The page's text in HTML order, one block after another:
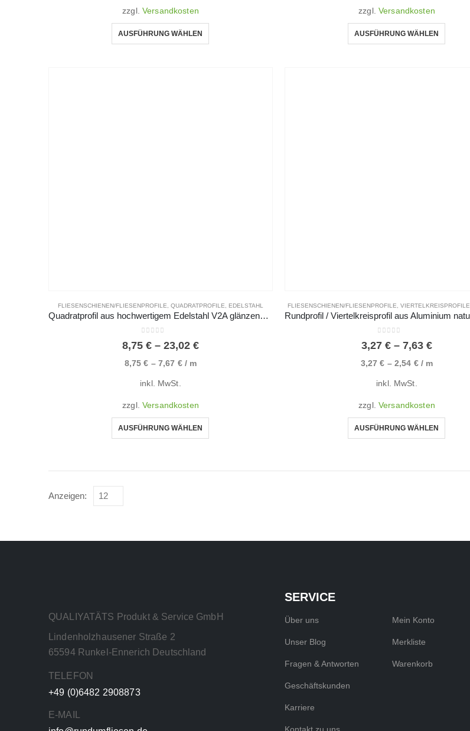
zzgl. Versandkosten
AUSFÜHRUNG WÄHLEN
zzgl. Versandkosten
AUSFÜHRUNG WÄHLEN
FLIESENSCHIENEN/FLIESENPROFILE, QUADRATPROFILE, EDELSTAHL
Quadratprofil aus hochwertigem Edelstahl V2A glänzend, gebürstet & hochglanzpoliert
8,75 €– 23,02 €
8,75€ – 7,67 €/ m
inkl. MwSt.
zzgl. Versandkosten
AUSFÜHRUNG WÄHLEN
FLIESENSCHIENEN/FLIESENPROFILE, VIERTELKREISPROFILE
3,27 €– 7,63 €
3,27€ – 2,54 €/ m
inkl. MwSt.
zzgl. Versandkosten
AUSFÜHRUNG WÄHLEN
Anzeigen:
QUALIYATÄTS Produkt & Service GmbH
Lindenholzhausener Straße 2
65594 Runkel-Ennerich Deutschland
TELEFON
+49 (0)6482 2908873
E-MAIL
SERVICE
Über uns
Unser Blog
Fragen & Antworten
Geschäftskunden
Karriere
Mein Konto
Merkliste
Warenkorb